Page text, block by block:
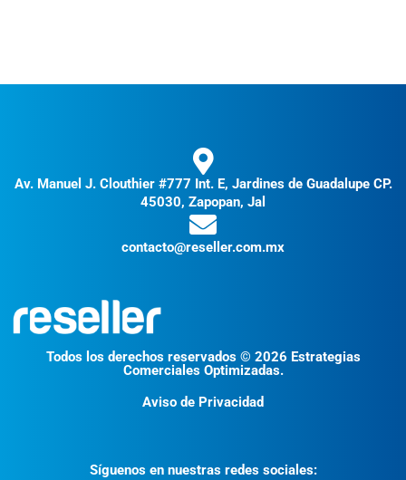
Av. Manuel J. Clouthier #777 Int. E, Jardines de Guadalupe CP.
45030, Zapopan, Jal
contacto@reseller.com.mx
Todos los derechos reservados © 2026 Estrategias
Comerciales Optimizadas.
Aviso de Privacidad
Síguenos en nuestras redes sociales: